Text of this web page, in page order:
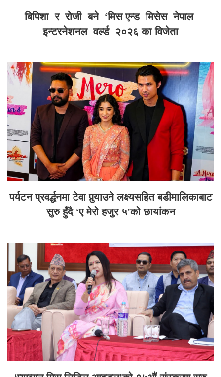
बिपिशा र रोजी बने ‘मिस एन्ड मिसेस नेपाल
इन्टरनेशनल वर्ल्ड २०२६ का विजेता
पर्यटन प्रवर्द्धनमा टेवा पुर्‍याउने लक्ष्यसहित बडीमालिकाबाट
सुरु हुँदै ‘ए मेरो हजुर ५’को छायांकन